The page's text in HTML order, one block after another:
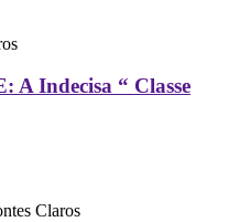
Indecisa “ Classe
Claros